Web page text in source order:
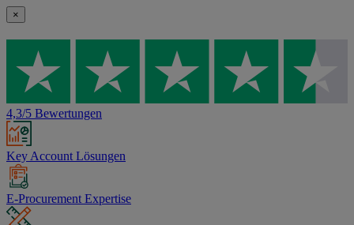
×
4,3/5 Bewertungen
Key Account Lösungen
E-Procurement Expertise